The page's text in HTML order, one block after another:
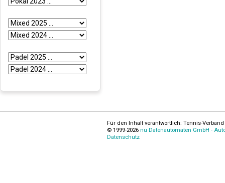
Für den Inhalt verantwortlich: Tennis-
© 1999-2026 nu Datenautomaten GmbH -
Datenschutz